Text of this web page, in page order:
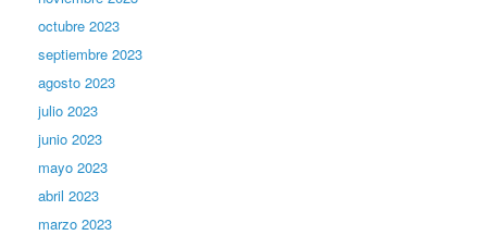
octubre 2023
septiembre 2023
agosto 2023
julio 2023
junio 2023
mayo 2023
abril 2023
marzo 2023